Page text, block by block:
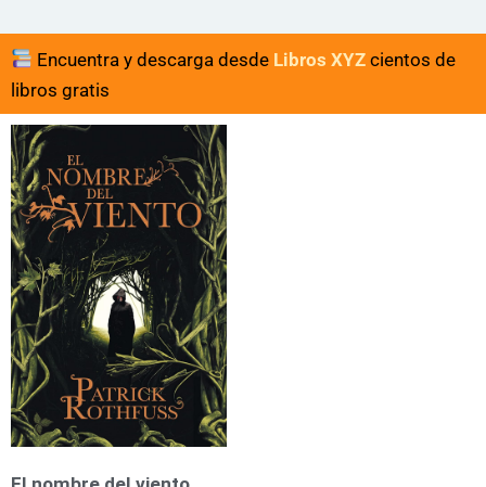
Encuentra y descarga desde Libros XYZcientos de
libros gratis